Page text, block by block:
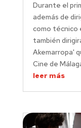
Durante el
además de
como técnico
también
Akemarropa'
Cine de
leer más